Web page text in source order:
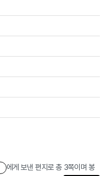
에게 보낸 편지로 총 3쪽이며 봉